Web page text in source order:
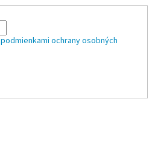
podmienkami ochrany osobných